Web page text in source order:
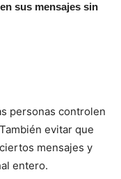
sus mensajes sin
personas controlen
evitar que
mensajes y
entero.